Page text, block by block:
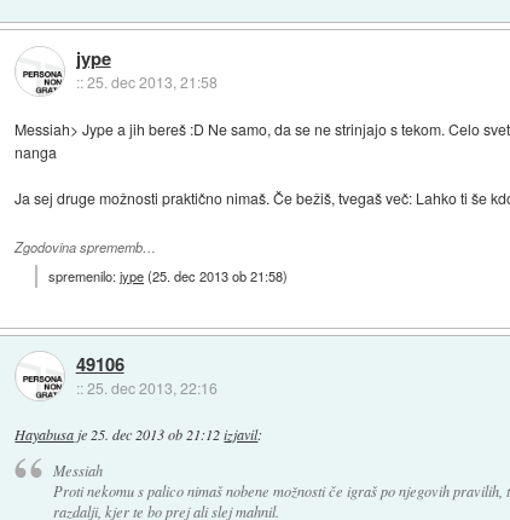
jype
::25. dec 2013, 21:58
Messiah> Jype a jih bereš :D Ne samo, da se ne strinjajo s tekom. Celo
nanga
Ja sej druge možnosti praktično nimaš. Če bežiš, tvegaš več: Lahko ti še
Zgodovina sprememb…
spremenilo:jype(25. dec 2013 ob 21:58)
49106
::25. dec 2013, 22:16
Hayabusa je 25. dec 2013 ob 21:12 izjavil:
Messiah
Proti nekomu s palico nimaš nobene možnosti če igraš po njegovih pravilih,
razdalji, kjer te bo prej ali slej mahnil.